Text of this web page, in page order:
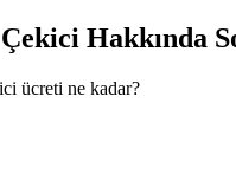
Çekici Hakkında
ücreti ne kadar?